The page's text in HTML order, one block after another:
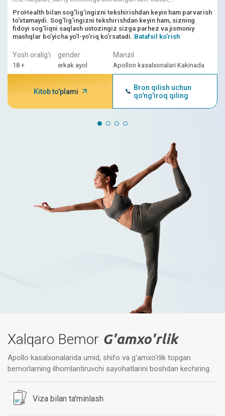
ProHealth bilan sog'lig'ingizni tekshirishdan keyin ham parvarish
to'xtamaydi. Sog'lig'ingizni tekshirishdan keyin ham, sizning
fidoyi sog'liqni saqlash ustozingiz sizga parhez va jismoniy
mashqlar bo'yicha yo'l-yo'riq ko'rsatadi. Batafsil ko'rish
Yosh oralig'i
18 +
gender
erkak ayol
Manzil
Apollon kasalxonalari Kakinada
Kitob to'plami
Bron qilish uchun
qo'ng'iroq qiling
Xalqaro Bemor G'amxo'rlik
Apollo kasalxonalarida umid, shifo va g'amxo'rlik topgan
bemorlarning ilhomlantiruvchi sayohatlarini boshdan kechiring.
Viza bilan ta'minlash